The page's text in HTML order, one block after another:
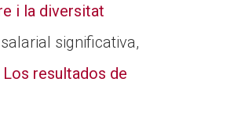
i la diversitat
significativa,
Los resultados de